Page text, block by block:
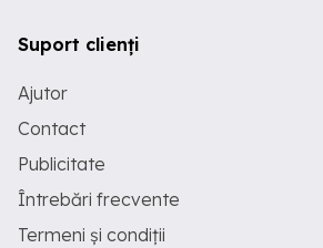
Suport clienți
Ajutor
Contact
Publicitate
Întrebări frecvente
Termeni și condiții